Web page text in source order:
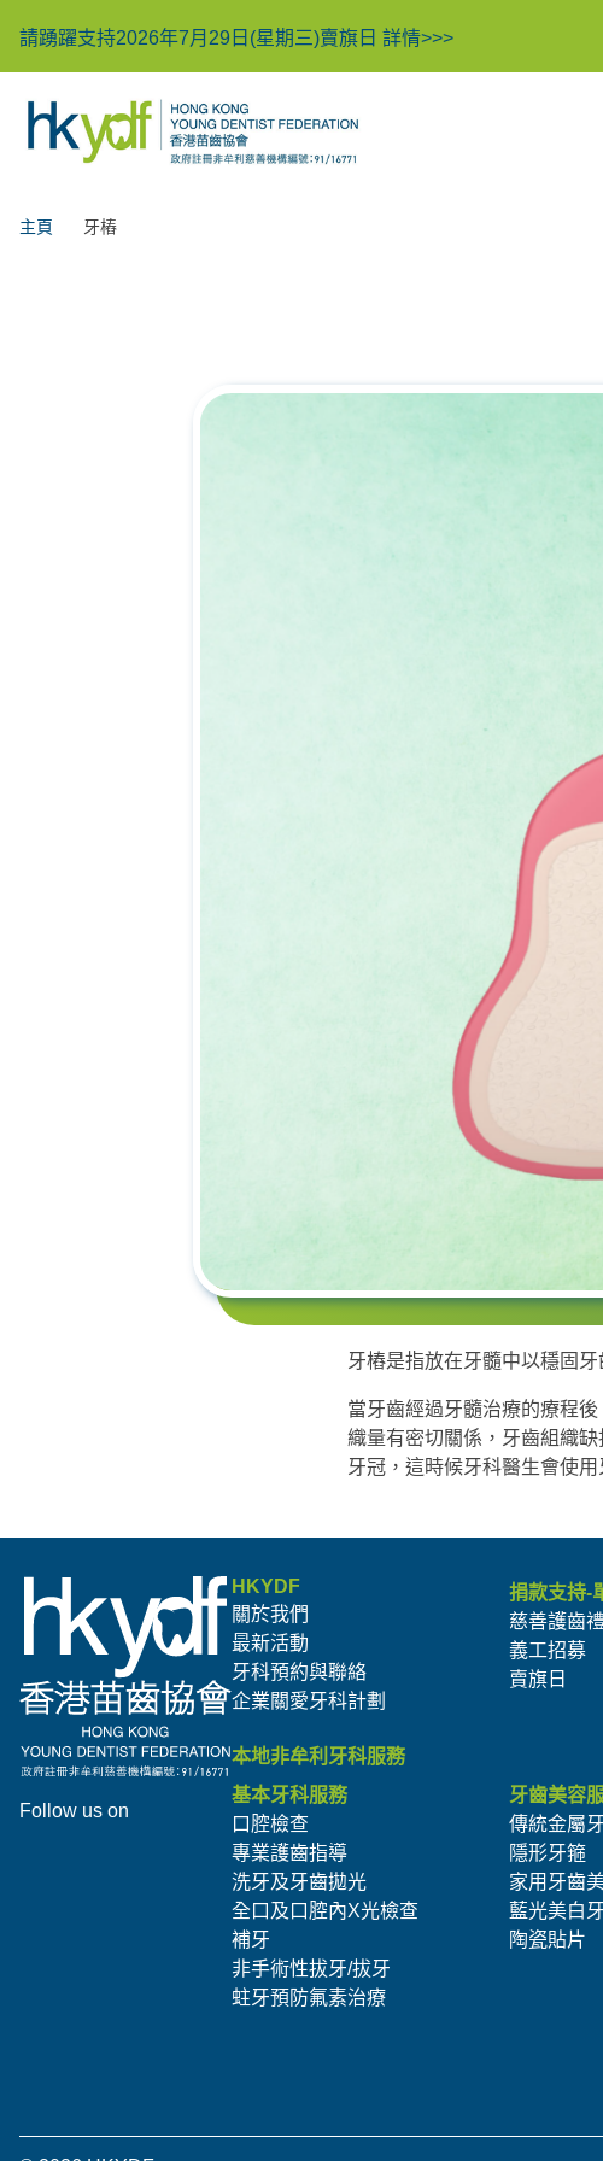
請踴躍支持2026年7月29日(星期三)賣旗日 詳情>>>
主頁 牙樁
牙樁是指放在牙髓中以穩固牙
當牙齒經過牙髓治療的療程
織量有密切關係，牙齒組織
牙冠，這時候牙科醫生會使
Follow us on
HKYDF
關於我們
最新活動
牙科預約與聯絡
企業關愛牙科計劃
捐款支持-
慈善護齒
義工招募
賣旗日
本地非牟利牙科服務
基本牙科服務
口腔檢查
專業護齒指導
洗牙及牙齒拋光
全口及口腔內X光檢查
補牙
非手術性拔牙/拔牙
蛀牙預防氟素治療
牙齒美容
傳統金屬
隱形牙箍
家用牙齒
藍光美白
陶瓷貼片